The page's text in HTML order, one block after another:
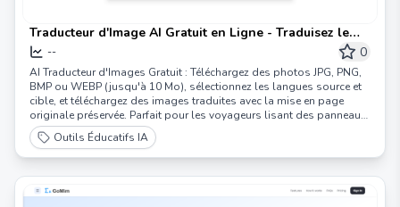
Traducteur d'Image AI Gratuit en Ligne - Traduisez le
Texte dans les Photos Instantanément |
ImageTranslator
-- 0
AI Traducteur d'Images Gratuit : Téléchargez des photos JPG, PNG,
BMP ou WEBP (jusqu'à 10 Mo), sélectionnez les langues source et
cible, et téléchargez des images traduites avec la mise en page
originale préservée. Parfait pour les voyageurs lisant des panneaux
étrangers, les étudiants étudiant des documents multilingues, ou
les entreprises localisant des visuels. Traduction de texte OCR sans
effort !
Outils Éducatifs IA